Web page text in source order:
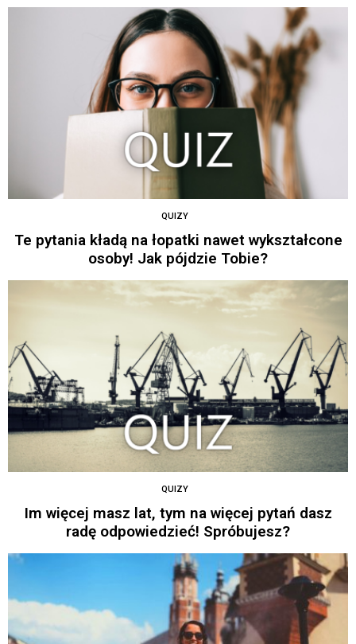
QUIZY
Te pytania kładą na łopatki nawet wykształcone
osoby! Jak pójdzie Tobie?
QUIZY
Im więcej masz lat, tym na więcej pytań dasz
radę odpowiedzieć! Spróbujesz?